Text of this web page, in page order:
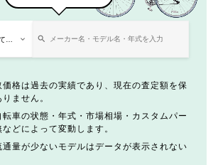
格は過去の実績であり、現在の査定額を保
ません。
転車の状態・年式・市場相場・カスタムパー
どによって変動します。
量が少ないモデルはデータが表示されない